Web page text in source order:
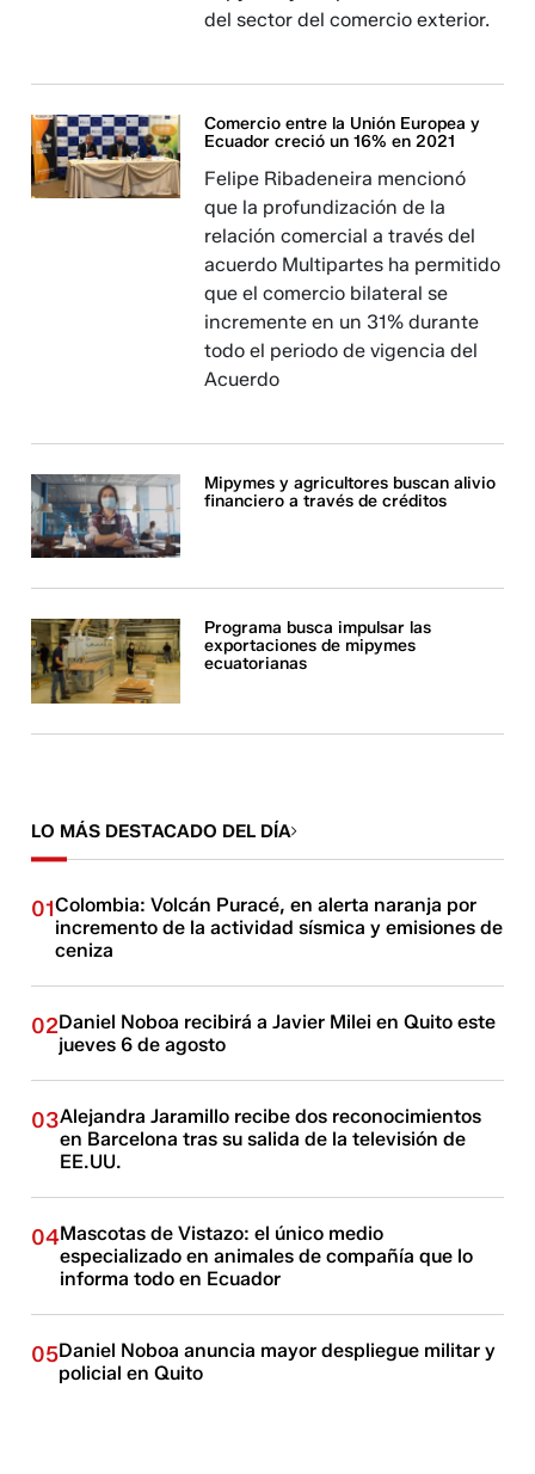
del sector del comercio exterior.
Comercio entre la Unión Europea y
Ecuador creció un 16% en 2021
Felipe Ribadeneira mencionó
que la profundización de la
relación comercial a través del
acuerdo Multipartes ha permitido
que el comercio bilateral se
incremente en un 31% durante
todo el periodo de vigencia del
Acuerdo
Mipymes y agricultores buscan alivio
financiero a través de créditos
Programa busca impulsar las
exportaciones de mipymes
ecuatorianas
LO MÁS DESTACADO DEL DÍA
01Colombia: Volcán Puracé, en alerta naranja por
incremento de la actividad sísmica y emisiones de
ceniza
02Daniel Noboa recibirá a Javier Milei en Quito este
jueves 6 de agosto
03Alejandra Jaramillo recibe dos reconocimientos
en Barcelona tras su salida de la televisión de
EE.UU.
04Mascotas de Vistazo: el único medio
especializado en animales de compañía que lo
informa todo en Ecuador
05Daniel Noboa anuncia mayor despliegue militar y
policial en Quito